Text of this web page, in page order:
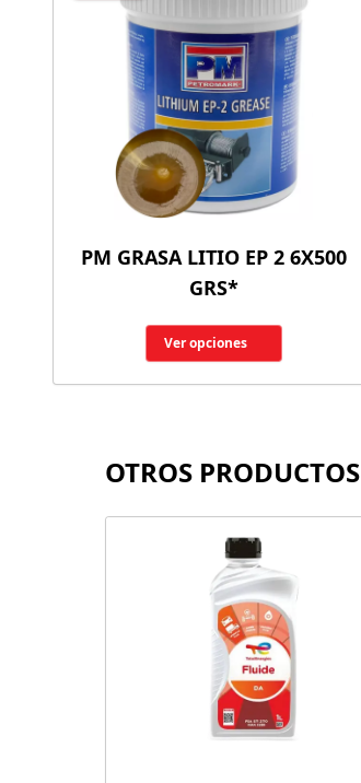
PM GRASA LITIO EP 2 6X500
GRS*
Ver opciones
OTROS PRODUCTOS